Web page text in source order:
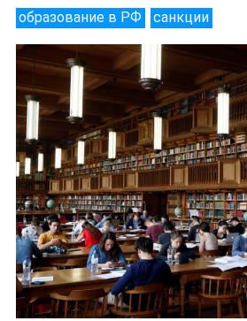
образование в РФ санкции